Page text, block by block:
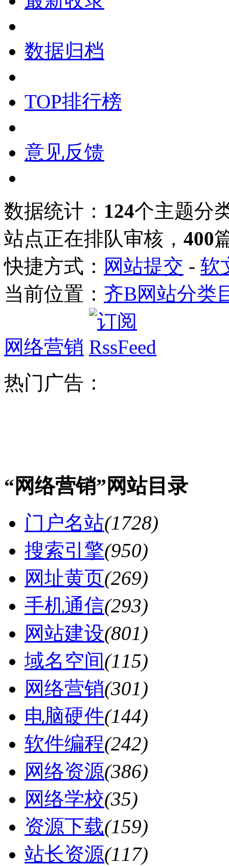
数据归档
TOP排行榜
意见反馈
数据统计： 124个主题分
站点正在排队审核， 400
快捷方式： 网站提交 - 软
当前位置： 齐B网站分类
网络营销
热门广告：
“网络营销”网站目录
门户名站(1728)
搜索引擎(950)
网址黄页(269)
手机通信(293)
网站建设(801)
域名空间(115)
网络营销(301)
电脑硬件(144)
软件编程(242)
网络资源(386)
网络学校(35)
资源下载(159)
站长资源(117)